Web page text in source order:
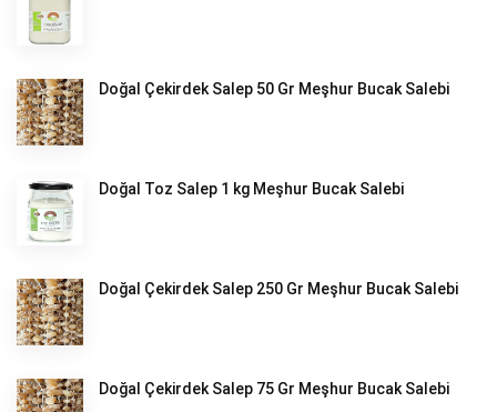
Doğal Çekirdek Salep 50 Gr Meşhur Bucak Salebi
Doğal Toz Salep 1 kg Meşhur Bucak Salebi
Doğal Çekirdek Salep 250 Gr Meşhur Bucak Salebi
Doğal Çekirdek Salep 75 Gr Meşhur Bucak Salebi